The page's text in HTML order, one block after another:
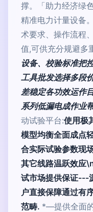
撑。「助力经济绿
精准电力计量设备
术要求、操作流程
值,可供充分规避多
设备、校验标准把
工具批发选择多段
差稳定各功效运作
系列低漏电成作业
动试验平台:使用极
模型均衡全面成点
合实际试验参数现
其它线路温跃效应
试市场提供保证---
户直接保障通过有
范畴. *—提供全面